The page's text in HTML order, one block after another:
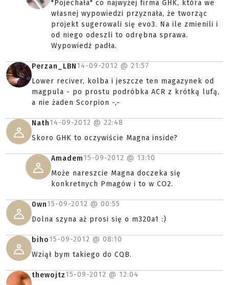
"Pojechała" co najwyżej firma GHK, która we
własnej wypowiedzi przyznała, że tworząc
projekt sugerowali się evo3. Na ile zmienili i
od niego odeszli to odrębna sprawa.
Wypowiedź padła.
Perzan_LBN14-09-2012 @ 21:57
Lower reciver, kolba i jeszcze ten magazynek od
magpula - po prostu podróbka ACR z krótką lufą,
a nie żaden Scorpion -,-
Nath14-09-2012 @ 22:48
Skoro GHK to oczywiście Magna inside?
Amadem15-09-2012 @ 13:10
Może nareszcie Magna doczeka się
konkretnych Pmagów i to w CO2.
0wn15-09-2012 @ 00:55
Dolna szyna aż prosi się o m320a1 :)
biho15-09-2012 @ 08:10
Wziął bym takiego do CQB.
thewojtz15-09-2012 @ 12:04